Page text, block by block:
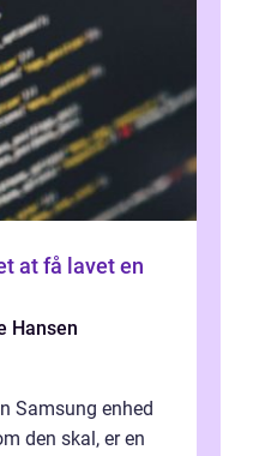
at få lavet en
Hansen
Samsung enhed
den skal, er en